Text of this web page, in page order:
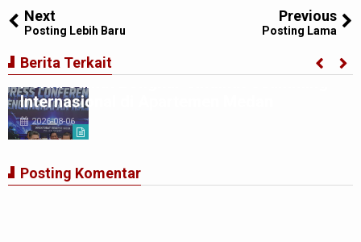
Next
Posting Lebih Baru
Previous
Posting Lama
Berita Terkait
Internasional di Apartemen Medan
2026-08-06
Posting Komentar